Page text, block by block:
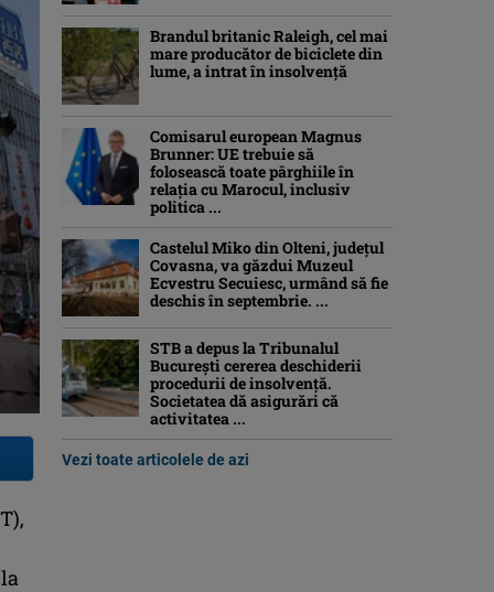
Brandul britanic Raleigh, cel mai
mare producător de biciclete din
lume, a intrat în insolvență
Comisarul european Magnus
Brunner: UE trebuie să
folosească toate pârghiile în
relația cu Marocul, inclusiv
politica ...
Castelul Miko din Olteni, județul
Covasna, va găzdui Muzeul
Ecvestru Secuiesc, urmând să fie
deschis în septembrie. ...
STB a depus la Tribunalul
București cererea deschiderii
procedurii de insolvență.
Societatea dă asigurări că
activitatea ...
Vezi toate articolele de azi